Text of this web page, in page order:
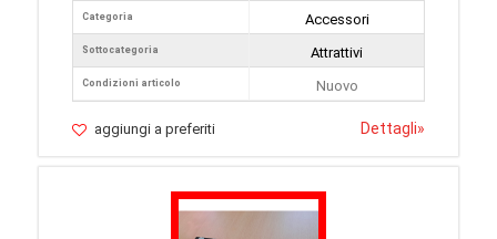
Categoria
Sottocategoria
Condizioni articolo
Accessori
Attrattivi
Nuovo
aggiungi a preferiti Dettagli»